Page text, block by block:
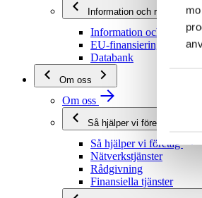
Information och rådgivning
Information och
EU-
Databank
Om oss
Om oss
Så hjälper vi företag
Så hjälper vi företag
Nätverkstjänster
Rådgivning
Finansiella tjänster